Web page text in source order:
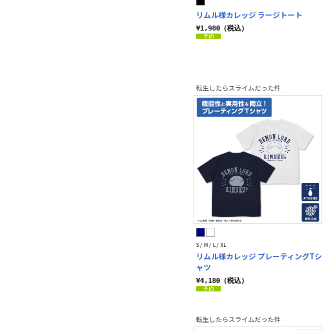
リムル様カレッジ ラージトート
¥1,980（税込）
転生したらスライムだった件
S / M / L / XL
リムル様カレッジ プレーティングTシ
ャツ
¥4,180（税込）
転生したらスライムだった件